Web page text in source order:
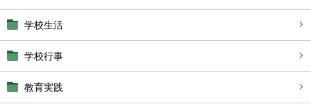
学校生活
学校行事
教育実践